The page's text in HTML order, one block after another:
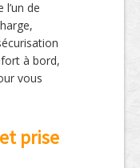
de
à bord,
vous
prise